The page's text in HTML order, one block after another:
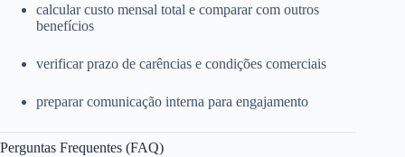
calcular custo mensal total e comparar com outros
benefícios
verificar prazo de carências e condições comerciais
preparar comunicação interna para engajamento
Perguntas Frequentes (FAQ)